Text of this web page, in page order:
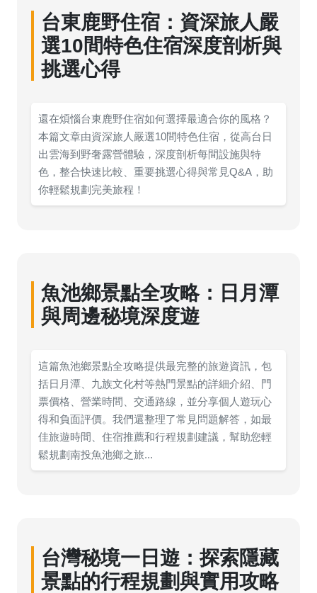
台東鹿野住宿：資深旅人嚴
選10間特色住宿深度剖析與
挑選心得
還在煩惱台東鹿野住宿如何選擇最適合你的風格？
本篇文章由資深旅人嚴選10間特色住宿，從高台日
出雲海到野奢露營體驗，深度剖析每間設施與特
色，整合快速比較、重要挑選心得與常見Q&A，助
你輕鬆規劃完美旅程！
魚池鄉景點全攻略：日月潭
與周邊秘境深度遊
這篇魚池鄉景點全攻略提供最完整的旅遊資訊，包
括日月潭、九族文化村等熱門景點的詳細介紹、門
票價格、營業時間、交通路線，並分享個人遊玩心
得和負面評價。我們還整理了常見問題解答，如最
佳旅遊時間、住宿推薦和行程規劃建議，幫助您輕
鬆規劃南投魚池鄉之旅...
台灣秘境一日遊：探索隱藏
景點的行程規劃與實用攻略